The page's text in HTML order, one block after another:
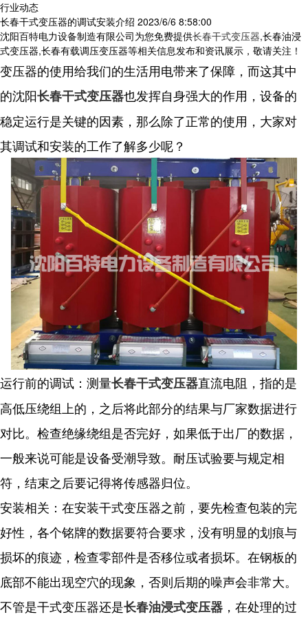
行业动态
长春干式变压器的调试安装介绍 2023/6/6 8:58:00
沈阳百特电力设备制造有限公司为您免费提供长春干式变压器,长春油浸
式变压器,长春有载调压变压器等相关信息发布和资讯展示，敬请关注！
变压器的使用给我们的生活用电带来了保障，而这其中
的沈阳长春干式变压器也发挥自身强大的作用，设备的
稳定运行是关键的因素，那么除了正常的使用，大家对
其调试和安装的工作了解多少呢？
运行前的调试：测量长春干式变压器直流电阻，指的是
高低压绕组上的，之后将此部分的结果与厂家数据进行
对比。检查绝缘绕组是否完好，如果低于出厂的数据，
一般来说可能是设备受潮导致。耐压试验要与规定相
符，结束之后要记得将传感器归位。
安装相关：在安装干式变压器之前，要先检查包装的完
好性，各个铭牌的数据要符合要求，没有明显的划痕与
损坏的痕迹，检查零部件是否移位或者损坏。在钢板的
底部不能出现空穴的现象，否则后期的噪声会非常大。
不管是干式变压器还是长春油浸式变压器 ，在处理的过